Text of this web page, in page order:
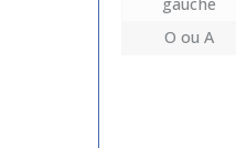
O ou A